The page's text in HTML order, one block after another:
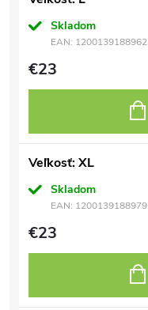
Skladom
EAN: 1200139188962
€23
Veľkosť: XL
Skladom
EAN: 1200139188979
€23